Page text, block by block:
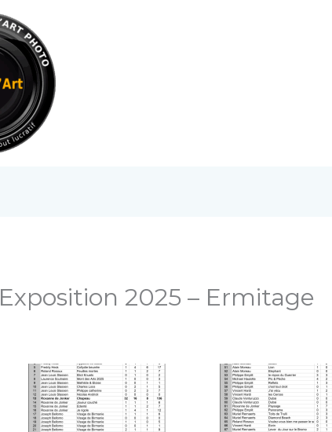
Exposition 2025 – Ermitage